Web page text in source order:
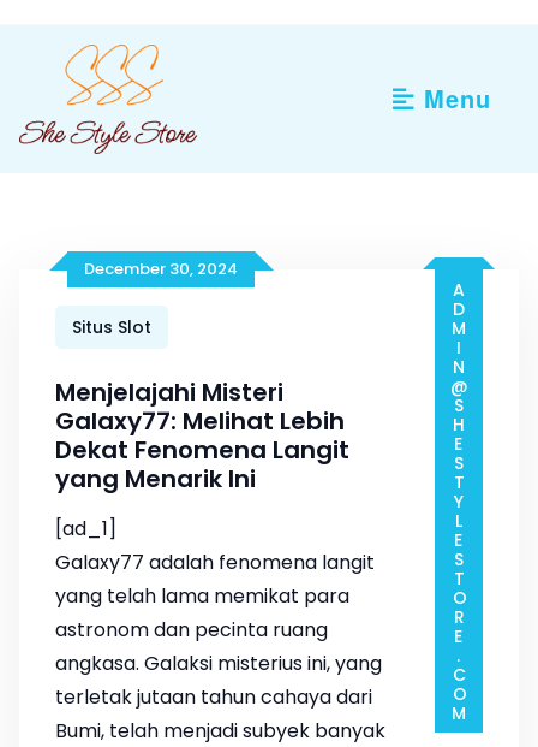
content
Menu
December 30, 2024
Situs Slot
Menjelajahi Misteri
Galaxy77: Melihat Lebih
Dekat Fenomena Langit
yang Menarik Ini
[ad_1]
Galaxy77 adalah fenomena langit
yang telah lama memikat para
astronom dan pecinta ruang
angkasa. Galaksi misterius ini, yang
terletak jutaan tahun cahaya dari
Bumi, telah menjadi subyek banyak
ADMIN@SHESTYLESTORE.COM